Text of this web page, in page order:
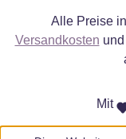
Alle Preise
Versandkosten
Mit